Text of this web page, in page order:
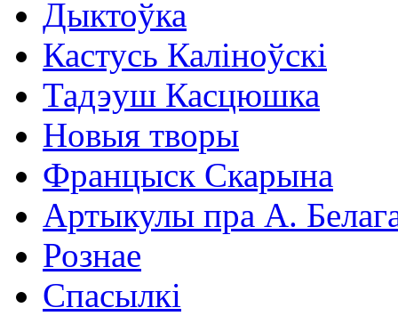
Дыктоўка
Кастусь Каліноўскі
Тадэуш Касцюшка
Новыя творы
Францыск Скарына
Артыкулы пра А.
Рознае
Спасылкі